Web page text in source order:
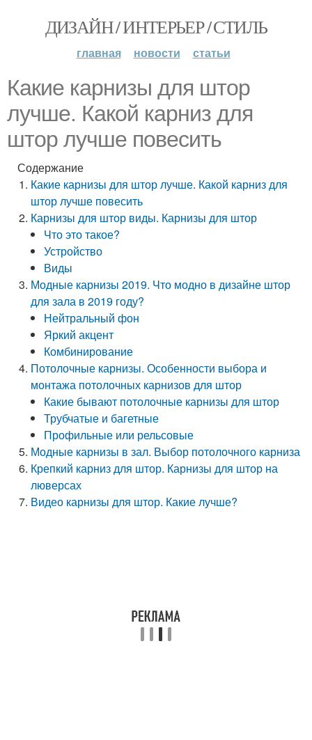
ДИЗАЙН / ИНТЕРЬЕР / СТИЛЬ
главная новости статьи
Какие карнизы для штор
лучше. Какой карниз для
штор лучше повесить
Содержание
Какие карнизы для штор лучше. Какой карниз для
штор лучше повесить
Карнизы для штор виды. Карнизы для штор
Что это такое?
Устройство
Виды
Модные карнизы 2019. Что модно в дизайне штор
для зала в 2019 году?
Нейтральный фон
Яркий акцент
Комбинирование
Потолочные карнизы. Особенности выбора и
монтажа потолочных карнизов для штор
Какие бывают потолочные карнизы для штор
Трубчатые и багетные
Профильные или рельсовые
Модные карнизы в зал. Выбор потолочного карниза
Крепкий карниз для штор. Карнизы для штор на
люверсах
Видео карнизы для штор. Какие лучше?